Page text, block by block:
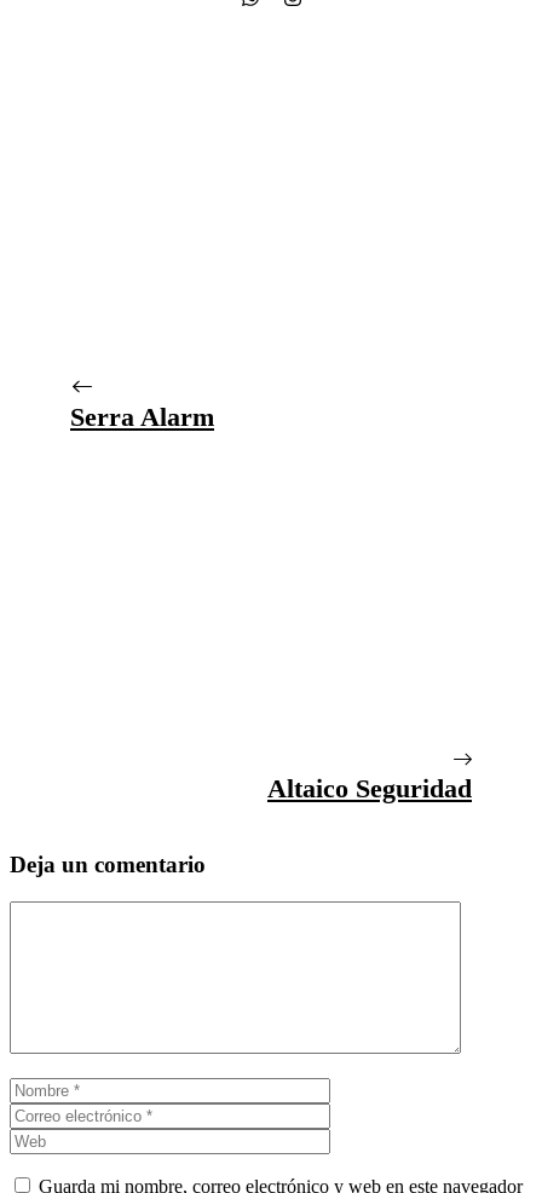
Serra Alarm
Altaico Seguridad
Deja un comentario
Nombre
electrónico
Guarda mi nombre, correo electrónico y web en este navegador